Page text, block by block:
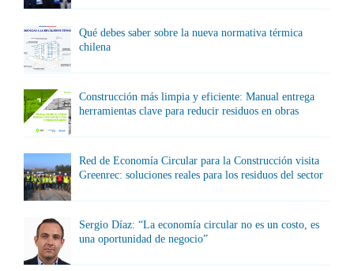
Qué debes saber sobre la nueva normativa térmica
chilena
Construcción más limpia y eficiente: Manual entrega
herramientas clave para reducir residuos en obras
Red de Economía Circular para la Construcción visita
Greenrec: soluciones reales para los residuos del sector
Sergio Díaz: “La economía circular no es un costo, es
una oportunidad de negocio”